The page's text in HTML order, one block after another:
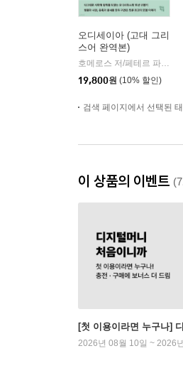
오디세이아 (고대 그리
스어 완역본)
19,800원 (10% 할인)
검색 페이지에서 선택된
이 상품의 이벤트
[첫 이용이라면 누구나]
2026년 08월 10일 ~ 2026